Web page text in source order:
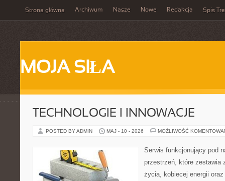
Strona główna Archiwum Nasze Nowe Redakcja Spis
MOJA SIŁA
TECHNOLOGIE I INNOWACJE
POSTED BY ADMIN MAJ - 10 - 2026 MOŻLIWOŚĆ
Serwis funkcjonujący pod
przestrzeń, które zestawia
życia, kobiecej energii